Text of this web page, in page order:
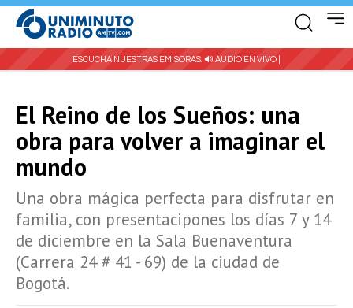
ESCUCHA NUESTRAS EMISORAS: 🔊 AUDIO EN VIVO |
El Reino de los Sueños: una
obra para volver a imaginar el
mundo
Una obra mágica perfecta para disfrutar en
familia, con presentacipones los días 7 y 14
de diciembre en la Sala Buenaventura
(Carrera 24 # 41 - 69) de la ciudad de
Bogotá.